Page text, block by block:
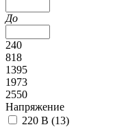
До
240
818
1395
1973
2550
Напряжение
220 В (13)